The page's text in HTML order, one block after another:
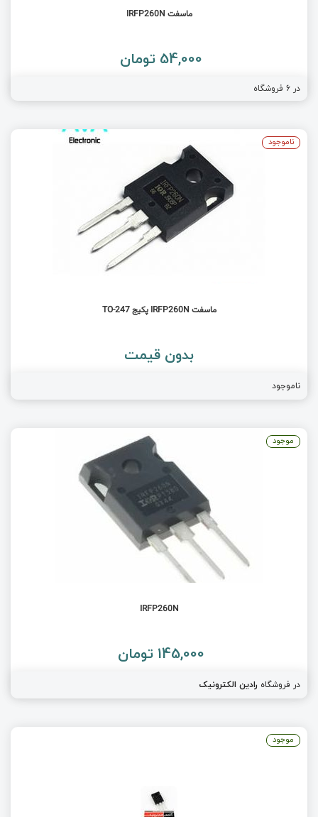
ماسفت IRFP260N
54,000 تومان
در 6 فروشگاه
ماسفت IRFP260N پکیج TO-247
بدون قیمت
ناموجود
ناموجود
IRFP260N
145,000 تومان
در فروشگاه رادین الکترونیک
موجود
موجود